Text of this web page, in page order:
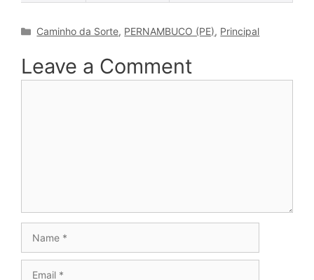
Categories
Caminho da Sorte, PERNAMBUCO (PE), Principal
Leave a Comment